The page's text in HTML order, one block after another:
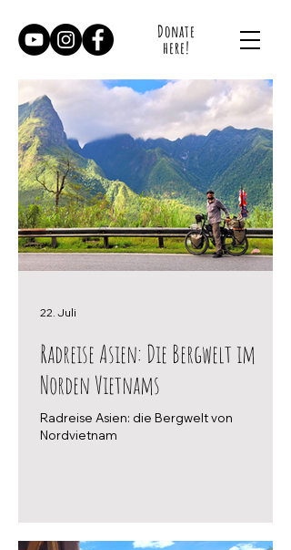
Donate
here!
Radreise Asien: Die Bergwelt im
Norden Vietnams
Radreise Asien: die Bergwelt von
Nordvietnam
22. Juli